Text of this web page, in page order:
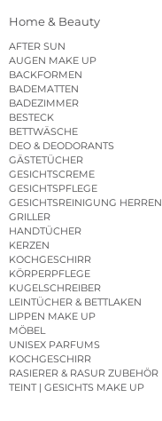
Home & Beauty
AFTER SUN
AUGEN MAKE UP
BACKFORMEN
BADEMATTEN
BADEZIMMER
BESTECK
BETTWÄSCHE
DEO & DEODORANTS
GÄSTETÜCHER
GESICHTSCREME
GESICHTSPFLEGE
GESICHTSREINIGUNG HERREN
GRILLER
HANDTÜCHER
KERZEN
KOCHGESCHIRR
KÖRPERPFLEGE
KUGELSCHREIBER
LEINTÜCHER & BETTLAKEN
LIPPEN MAKE UP
MÖBEL
UNISEX PARFUMS
KOCHGESCHIRR
RASIERER & RASUR ZUBEHÖR
TEINT | GESICHTS MAKE UP